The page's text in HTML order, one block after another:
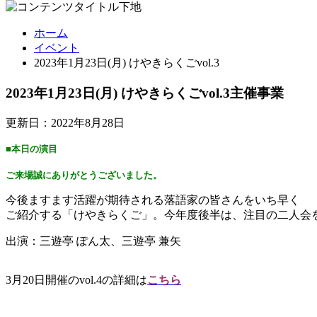
ホーム
イベント
2023年1月23日(月) けやきらくごvol.3
2023年1月23日(月) けやきらくごvol.3主催事業
更新日：2022年8月28日
■本日の演目
ご来場誠にありがとうございました。
今後ますます活躍が期待される落語家の皆さんをいち早く
ご紹介する「けやきらくご」。今年度後半は、注目の二人会
出演：三遊亭 ぽん太、三遊亭 兼矢
3月20日開催のvol.4の詳細はこちら